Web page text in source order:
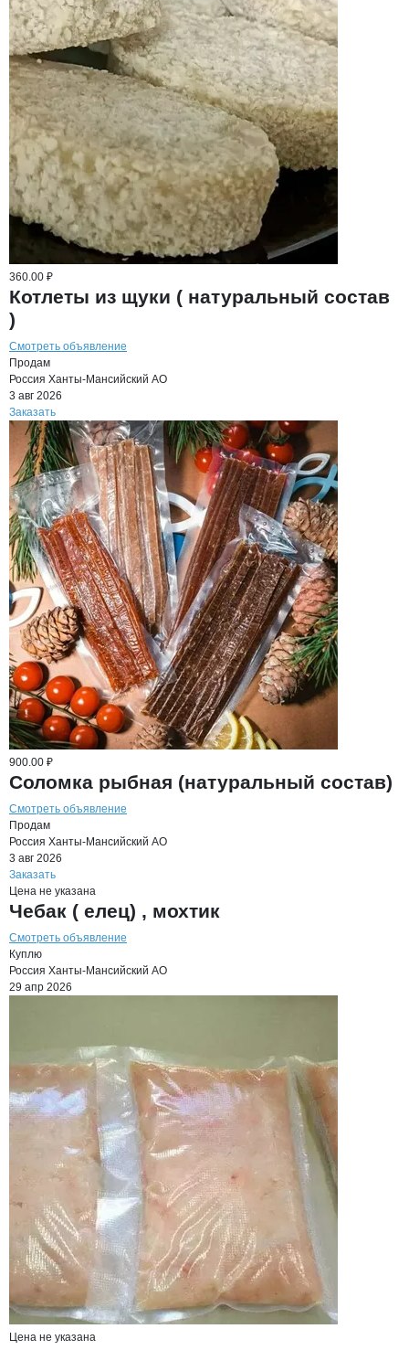
360.00 ₽
Котлеты из щуки ( натуральный состав
)
Смотреть объявление
Продам
Россия Ханты-Мансийский АО
3 авг 2026
Заказать
900.00 ₽
Соломка рыбная (натуральный состав)
Смотреть объявление
Продам
Россия Ханты-Мансийский АО
3 авг 2026
Заказать
Цена не указана
Чебак ( елец) , мохтик
Смотреть объявление
Куплю
Россия Ханты-Мансийский АО
29 апр 2026
Цена не указана